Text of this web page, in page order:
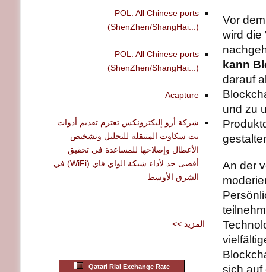
Vor
wird die
kann
darauf
und zu
An der
sich auf
POL: All Chinese ports
(ShenZhen/ShangHai...)
POL: All Chinese ports
(ShenZhen/ShangHai...)
Acapture
شركة أرو إليكترونكس تعتزم تقديم أدوات
نت سكاوت المتنقلة للتحليل وتشخيص
الأعطال وإصلاحها للمساعدة في تحقيق
أقصى حد لأداء شبكة الواي فاي (WiFi) في
الشرق الأوسط
<< المزيد
Qatari Rial Exchange Rate